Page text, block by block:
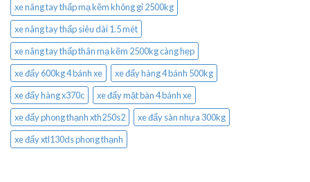
xe nâng tay thấp mạ kẽm không gỉ 2500kg
xe nâng tay thấp siêu dài 1.5 mét
xe nâng tay thấp thân mạ kẽm 2500kg càng hẹp
xe đẩy 600kg 4 bánh xe
xe đẩy hàng 4 bánh 500kg
xe đẩy hàng x370c
xe đẩy mặt bàn 4 bánh xe
xe đẩy phong thạnh xth250s2
xe đẩy sàn nhựa 300kg
xe đẩy xtl130ds phong thạnh